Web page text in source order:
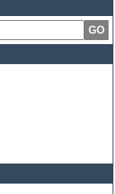
GO